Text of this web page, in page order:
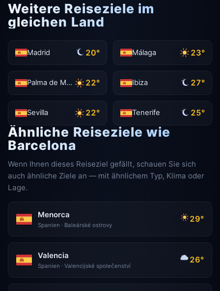
Weitere Reiseziele im
gleichen Land
Madrid 20° Málaga 23°
Palma de Mallorca 22° Ibiza 27°
Sevilla 22° Tenerife 25°
Ähnliche Reiseziele wie
Barcelona
Wenn Ihnen dieses Reiseziel gefällt, schauen Sie sich
auch ähnliche Ziele an — mit ähnlichem Typ, Klima oder
Lage.
Menorca
Spanien · Baleárské ostrovy
29°
Valencia
Spanien · Valencijské společenství
26°